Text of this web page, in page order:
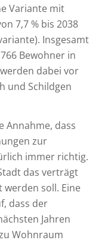
Variante mit
7,7 % bis 2038
Insgesamt
Bewohner in
dabei vor
und Schildgen
Annahme, dass
zur
immer richtig.
das verträgt
soll. Eine
dass der
Jahren
Wohnraum